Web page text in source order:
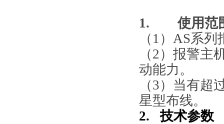
1. 使用范
（1） AS系列
（2） 报警主
动能力。
（3） 当有超
星型布线。
2.技术参数